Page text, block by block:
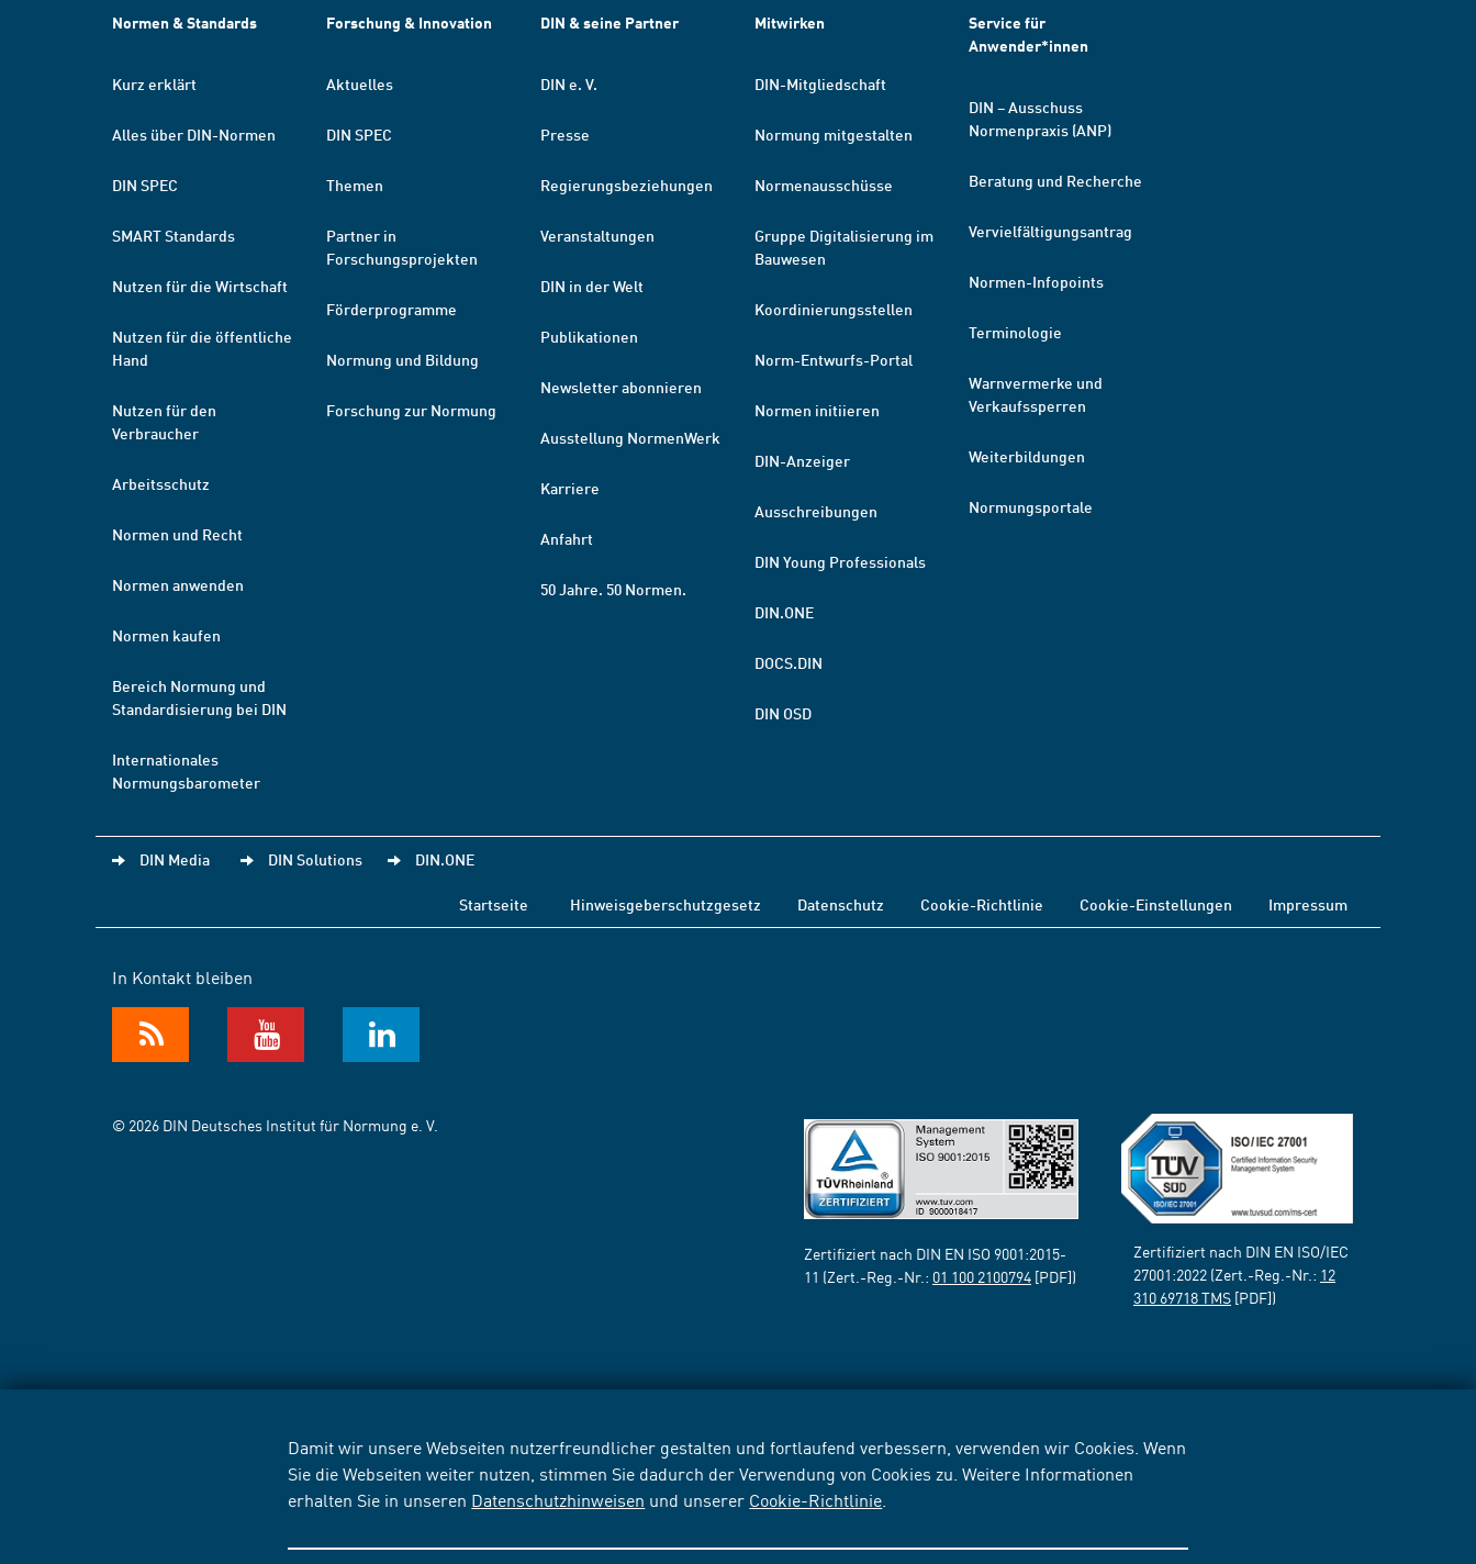
Damit wir unsere Webseiten nutzerfreundlicher gestalten und fortlaufend verbessern, verwenden wir Cookies. Wenn
Sie die Webseiten weiter nutzen, stimmen Sie dadurch der Verwendung von Cookies zu. Weitere Informationen
erhalten Sie in unseren Datenschutzhinweisen und unserer Cookie-Richtlinie
Normen & Standards
Kurz erklärt
Alles über DIN-Normen
DIN SPEC
SMART Standards
Nutzen für die Wirtschaft
Nutzen für die öffentliche
Hand
Nutzen für den
Verbraucher
Arbeitsschutz
Normen und Recht
Normen anwenden
Normen kaufen
Bereich Normung und
Standardisierung bei DIN
Internationales
Normungsbarometer
Forschung & Innovation
Aktuelles
DIN SPEC
Themen
Partner in
Forschungsprojekten
Förderprogramme
Normung und Bildung
Forschung zur Normung
DIN & seine Partner
DIN e. V.
Presse
Regierungsbeziehungen
Veranstaltungen
DIN in der Welt
Publikationen
Newsletter abonnieren
Ausstellung NormenWerk
Karriere
Anfahrt
50 Jahre. 50 Normen.
Mitwirken
DIN-Mitgliedschaft
Normung mitgestalten
Normenausschüsse
Gruppe Digitalisierung im
Bauwesen
Koordinierungsstellen
Norm-Entwurfs-Portal
Normen initiieren
DIN-Anzeiger
Ausschreibungen
DIN Young Professionals
DIN.ONE
DOCS.DIN
DIN OSD
Service für
Anwender*innen
DIN – Ausschuss
Normenpraxis (ANP)
Beratung und Recherche
Vervielfältigungsantrag
Normen-Infopoints
Terminologie
Warnvermerke und
Verkaufssperren
Weiterbildungen
Normungsportale
DIN Media DIN Solutions DIN.ONE
Startseite Hinweisgeberschutzgesetz Datenschutz Cookie-Richtlinie Cookie-Einstellungen Impressum
In Kontakt bleiben
© 2026 DIN Deutsches Institut für Normung e. V.
Zertifiziert nach DIN EN ISO 9001:2015-
11 (Zert.-Reg.-Nr.: 01 100 2100794 [PDF])
Zertifiziert nach DIN EN ISO/IEC
27001:2022 (Zert.-Reg.-Nr.: 12
310 69718 TMS [PDF])